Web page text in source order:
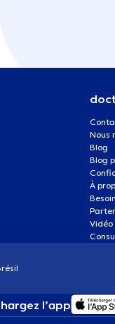
Nous
Blog
Blog
À
l’app